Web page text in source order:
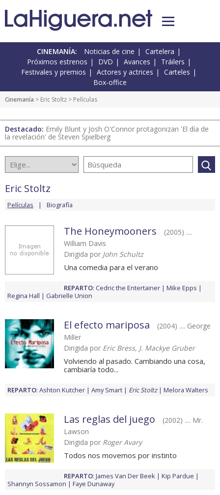
CINEMANÍA: Noticias de cine
Cartelera
Próximos estrenos
DVD Avances
Tráilers
Festivales y premios
Actores y actrices
Carteles
Box-office
Cinemanía > Eric Stoltz > Películas
Destacado: Emily Blunt y Josh O'Connor protagonizan 'El día de
la revelación' de Steven Spielberg
Eric Stoltz
Películas Biografía
The Honeymooners
(2005) ....
William Davis
Dirigida por John Schultz
Una comedia para el verano
REPARTO: Cedric the Entertainer
Mike Epps
Regina Hall
Gabrielle Union
El efecto mariposa
(2004) .... George
Miller
Dirigida por Eric Bress, J. Mackye Gruber
Volviendo al pasado. Cambiando una cosa,
cambiaría todo...
REPARTO: Ashton Kutcher Amy Smart Eric Stoltz Melora Walters
Las reglas del juego
(2002) .... Mr.
Lawson
Dirigida por Roger Avary
Todos nos movemos por instinto
REPARTO: James Van Der Beek
Kip Pardue
Shannyn Sossamon
Faye Dunaway